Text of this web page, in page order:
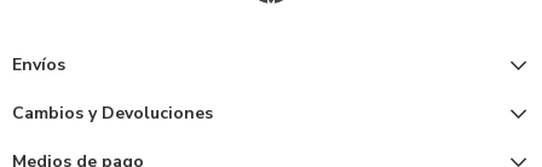
Envíos
Cambios y Devoluciones
Medios de pago